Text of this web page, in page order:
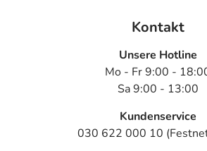
Anwendungshinweise
Die Gesamtdosis sollte nicht ohne
Art der Anwendung?
Kontakt
Unsere Hotline
Mo - Fr 9:00 -
Sa 9:00 - 13:00
Kundenservice
030 622 000 10